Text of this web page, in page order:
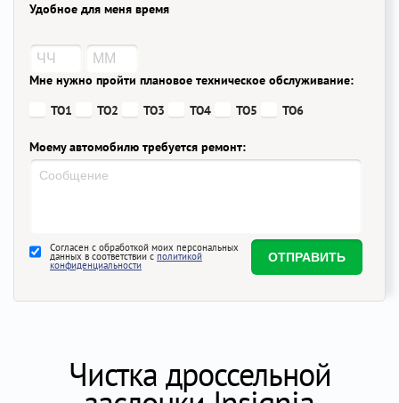
Удобное для меня время
Мне нужно пройти плановое техническое обслуживание:
ТО1
ТО2 ТО3 ТО4 ТО5 ТО6
Моему автомобилю требуется ремонт:
Согласен с обработкой моих персональных
данных в соответствии с политикой
конфиденциальности
Чистка дроссельной